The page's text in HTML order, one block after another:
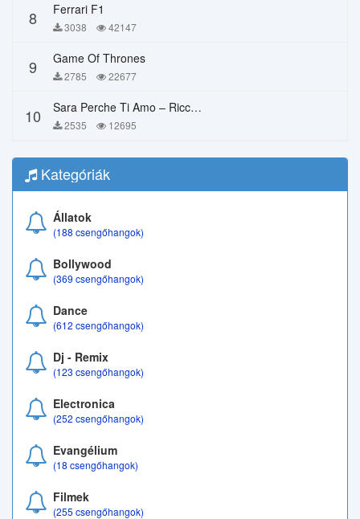
8 Ferrari F1
3038 42147
9 Game Of Thrones
2785 22677
10 Sara Perche Ti Amo – Ricchi E Poveri
2535 12695
Kategóriák
Állatok
(188 csengőhangok)
Bollywood
(369 csengőhangok)
Dance
(612 csengőhangok)
Dj - Remix
(123 csengőhangok)
Electronica
(252 csengőhangok)
Evangélium
(18 csengőhangok)
Filmek
(255 csengőhangok)